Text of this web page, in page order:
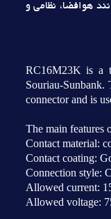
هوافضا، نظامي و
RC16M23K is a
Souriau-Sunbank.
connector and is
The main features
Contact material:
Contact coating:
Connection style:
Allowed current:
Allowed voltage: